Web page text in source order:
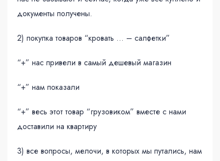
документы получены.
2) покупка товаров “кровать … – салфетки”
“+” нас привели в самый дешевый магазин
“+” нам показали
“+” весь этот товар “грузовиком” вместе с нами
доставили на квартиру
3) все вопросы, мелочи, в которых мы путались, нам